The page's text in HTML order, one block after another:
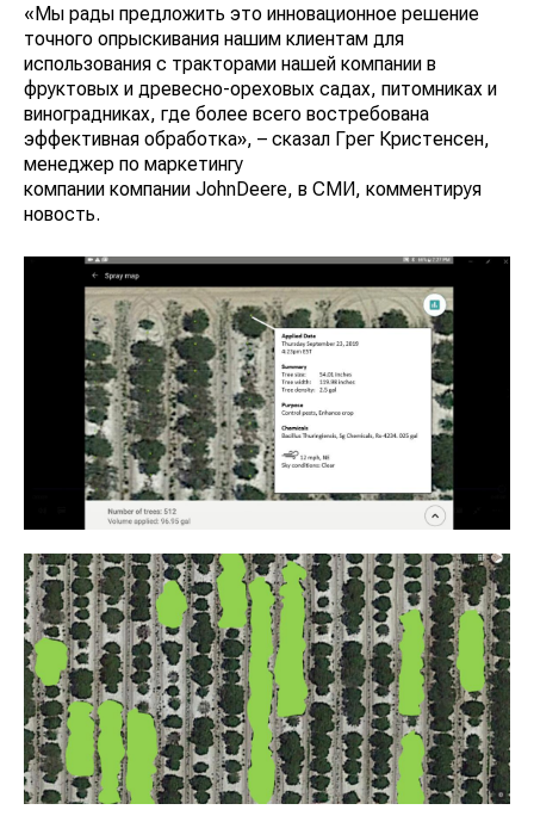
«Мы рады предложить это инновационное решение
точного опрыскивания нашим клиентам для
использования с тракторами нашей компании в
фруктовых и древесно-ореховых садах, питомниках и
виноградниках, где более всего востребована
эффективная обработка», – сказал Грег Кристенсен,
менеджер по маркетингу
компании компании JohnDeere, в СМИ, комментируя
новость.